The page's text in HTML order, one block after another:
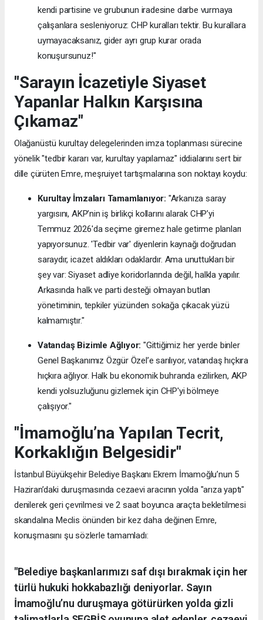
kendi partisine ve grubunun iradesine darbe vurmaya
çalışanlara sesleniyoruz: CHP kuralları tektir. Bu kurallara
uymayacaksanız, gider ayrı grup kurar orada
konuşursunuz!"
"Sarayın İcazetiyle Siyaset
Yapanlar Halkın Karşısına
Çıkamaz"
Olağanüstü kurultay delegelerinden imza toplanması sürecine
yönelik "tedbir kararı var, kurultay yapılamaz" iddialarını sert bir
dille çürüten Emre, meşruiyet tartışmalarına son noktayı koydu:
Kurultay İmzaları Tamamlanıyor: "Arkanıza saray
yargısını, AKP’nin iş birlikçi kollarını alarak CHP’yi
Temmuz 2026'da seçime giremez hale getirme planları
yapıyorsunuz. 'Tedbir var' diyenlerin kaynağı doğrudan
saraydır, icazet aldıkları odaklardır. Ama unuttukları bir
şey var: Siyaset adliye koridorlarında değil, halkla yapılır.
Arkasında halk ve parti desteği olmayan butlan
yönetiminin, tepkiler yüzünden sokağa çıkacak yüzü
kalmamıştır."
Vatandaş Bizimle Ağlıyor: "Gittiğimiz her yerde binler
Genel Başkanımız Özgür Özel’e sarılıyor, vatandaş hıçkıra
hıçkıra ağlıyor. Halk bu ekonomik buhranda ezilirken, AKP
kendi yolsuzluğunu gizlemek için CHP'yi bölmeye
çalışıyor."
"İmamoğlu’na Yapılan Tecrit,
Korkaklığın Belgesidir"
İstanbul Büyükşehir Belediye Başkanı Ekrem İmamoğlu’nun 5
Haziran’daki duruşmasında cezaevi aracının yolda "arıza yaptı"
denilerek geri çevrilmesi ve 2 saat boyunca araçta bekletilmesi
skandalına Meclis önünden bir kez daha değinen Emre,
konuşmasını şu sözlerle tamamladı:
"Belediye başkanlarımızı saf dışı bırakmak için her
türlü hukuki hokkabazlığı deniyorlar. Sayın
İmamoğlu’nu duruşmaya götürürken yolda gizli